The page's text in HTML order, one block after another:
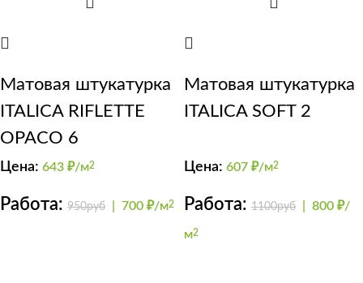
Матовая штукатурка
ITALICA RIFLETTE
OPACO 6
Цена: 643 ₽/м2
Работа: 950руб 700 ₽/м2
Матовая штукатурка
ITALICA SOFT 2
Цена: 607 ₽/м2
Работа: 1100руб 800 ₽/
м2